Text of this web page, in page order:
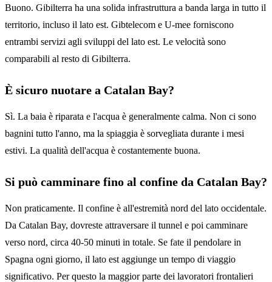
Buono. Gibilterra ha una solida infrastruttura a banda larga in tutto il
territorio, incluso il lato est. Gibtelecom e U-mee forniscono
entrambi servizi agli sviluppi del lato est. Le velocità sono
comparabili al resto di Gibilterra.
È sicuro nuotare a Catalan Bay?
Sì. La baia è riparata e l'acqua è generalmente calma. Non ci sono
bagnini tutto l'anno, ma la spiaggia è sorvegliata durante i mesi
estivi. La qualità dell'acqua è costantemente buona.
Si può camminare fino al confine da Catalan Bay?
Non praticamente. Il confine è all'estremità nord del lato occidentale.
Da Catalan Bay, dovreste attraversare il tunnel e poi camminare
verso nord, circa 40-50 minuti in totale. Se fate il pendolare in
Spagna ogni giorno, il lato est aggiunge un tempo di viaggio
significativo. Per questo la maggior parte dei lavoratori frontalieri